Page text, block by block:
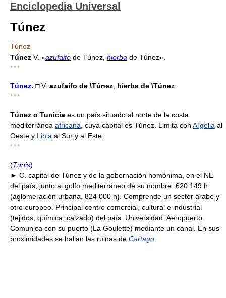
Enciclopedia Universal
Túnez
Túnez
Túnez V. «azufaifo de Túnez, hierba de Túnez».
* * *
Túnez. □ V. azufaifo de \Túnez hierba de \Túnez
* * *
Túnez o Tunicia es un país situado al norte de la costa
mediterránea africana , cuya capital es Túnez. Limita con Argelia al
Oeste y Libia al Sur y al Este.
* * *
(Tūnis)
► C. capital de Túnez y de la gobernación homónima, en el NE
del país, junto al golfo mediterráneo de su nombre; 620 149 h
(aglomeración urbana, 824 000 h). Comprende un sector árabe y
otro europeo. Principal centro comercial, cultural e industrial
(tejidos, química, calzado) del país. Universidad. Aeropuerto.
Comunica con su puerto (La Goulette) mediante un canal. En sus
proximidades se hallan las ruinas de Cartago